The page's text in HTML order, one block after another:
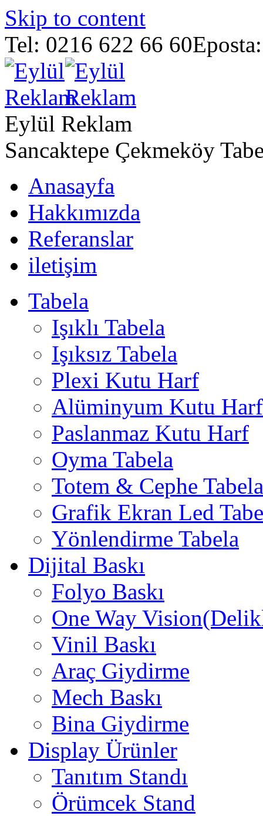
Skip to content
Tel: 0216 622 66 60
Eylül Reklam
Sancaktepe Çekmeköy
Anasayfa
Hakkımızda
Referanslar
iletişim
Tabela
Işıklı Tabela
Işıksız Tabela
Plexi Kutu Harf
Alüminyum Kutu Harf
Paslanmaz Kutu Harf
Oyma Tabela
Totem & Cephe Tabela
Grafik Ekran Led
Yönlendirme Tabela
Dijital Baskı
Folyo Baskı
One Way
Vinil Baskı
Araç Giydirme
Mech Baskı
Bina Giydirme
Display Ürünler
Tanıtım Standı
Örümcek Stand